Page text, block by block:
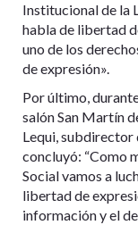
Institucional de la
habla de libertad
uno de los
de expresión».
Por último,
salón San Martín
Lequi, subdirector
concluyó: “Como
Social vamos a
libertad de
información y el